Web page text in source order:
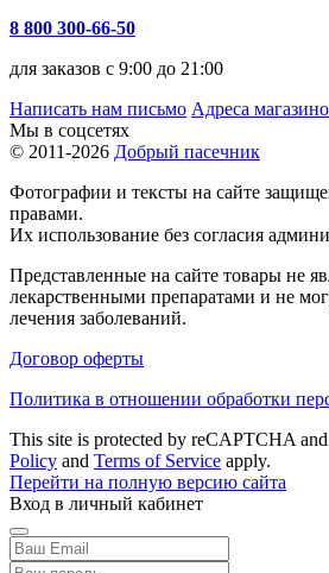
8 800 300-66-50
для заказов с 9:00 до 21:00
Написать нам письмо Адреса
Мы в соцсетях
© 2011-2026 Добрый пасечник
Фотографии и тексты на сайте
правами.
Их использование без согласия
Представленные на сайте товары не
лекарственными препаратами и не
лечения заболеваний.
Договор оферты
Политика в отношении обработки
This site is protected by reCAPTCHA
Policy and Terms of Service apply.
Перейти на полную версию сайта
Вход в личный кабинет